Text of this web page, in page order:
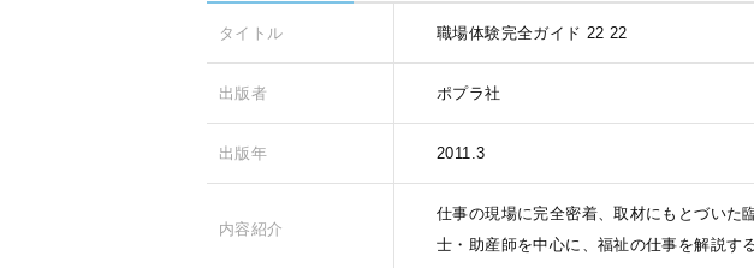
タイトル 職場体験完全ガイド 22 22
出版者 ポプラ社
出版年 2011.3
内容紹介
仕事の現場に完全密着、取材にもとづいた
士・助産師を中心に、福祉の仕事を解説する